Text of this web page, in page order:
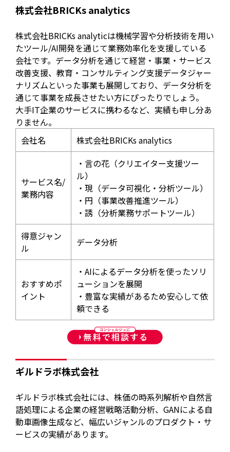
株式会社BRICKs analytics
株式会社BRICKs analyticは機械学習や分析技術を用い
たツール/AI開発を通じて業務効率化を支援している
会社です。データ分析を通じて経営・事業・サービス
改善支援、教育・コンサルティング支援データジャー
ナリズムといった事業も展開しており、データ分析を
通じて事業を成長させたい方にぴったりでしょう。
大手IT企業のサービスに携わるなど、実績も申し分あ
りません。
会社名
株式会社BRICKs analytics
サービス名/
業務内容
・言の花（クリエイター支援ツー
ル）
・現（データ可視化・分析ツール）
・円（事業改善推進ツール）
・誘（分析業務サポートツール）
得意ジャン
ル
データ分析
おすすめポ
イント
・AIによるデータ分析を使ったソリ
ューションを展開
・豊富な実績があるため安心して依
頼できる
ギルドラボ株式会社
ギルドラボ株式会社には、株価の時系列解析や自然言
語処理による企業の経営戦略活動分析、GANによる自
動車画像生成など、幅広いジャンルのプロダクト・サ
ービスの実績があります。